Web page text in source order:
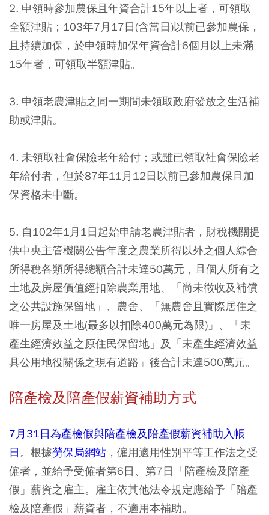
2. 申領時參加農保且年資合計15年以上者，可領取
全額津貼；103年7月17日(含當日)以前已參加農保，
且持續加保，於申領時加保年資合計6個月以上未滿
15年者，可領取半額津貼。
3. 申領老農津貼之同一期間未領取政府發放之生活補
助或津貼。
4. 未領取社會保險老年給付；或雖已領取社會保險老
年給付者，但於87年11月12日以前已參加農保且加
保資格未中斷。
5. 自102年1月1日起始申請老農津貼者，財稅機關提
供中央主管機關公告年度之農業所得以外之個人綜合
所得稅各類所得總額合計未達50萬元，且個人所有之
土地及房屋價值經扣除農業用地、「尚未徵收及補償
之公共設施保留地」、農舍、「無農舍且實際居住之
唯一房屋及土地(最多以扣除400萬元為限)」、「未
產生經濟效益之原住民保留地」及「未產生經濟效益
具公用地役關係之現有道路」後合計未達500萬元。
陪產檢及陪產假薪資補助方式
7月31日為產檢假與陪產檢及陪產假薪資補助入帳
日。根據勞保局網站 ，僱用適用性別平等工作法之受
僱者，並給予受僱者第6日、第7日「陪產檢及陪產
假」薪資之雇主。雇主依其他法令規定應給予「陪產
檢及陪產假」薪資者，不適用本補助。